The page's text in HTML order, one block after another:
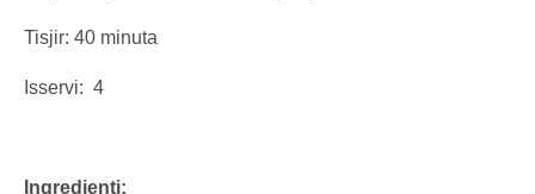
Tisjir: 40 minuta
Isservi: 4
Ingredjenti: